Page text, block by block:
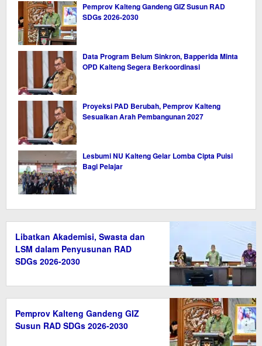
Pemprov Kalteng Gandeng GIZ Susun RAD
SDGs 2026-2030
Data Program Belum Sinkron, Bapperida Minta
OPD Kalteng Segera Berkoordinasi
Proyeksi PAD Berubah, Pemprov Kalteng
Sesuaikan Arah Pembangunan 2027
Lesbumi NU Kalteng Gelar Lomba Cipta Puisi
Bagi Pelajar
Libatkan Akademisi, Swasta dan
LSM dalam Penyusunan RAD
SDGs 2026-2030
Pemprov Kalteng Gandeng GIZ
Susun RAD SDGs 2026-2030